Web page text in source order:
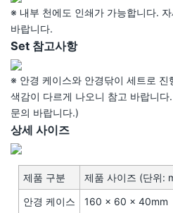
※ 내부 천에도 인쇄가 가능합니다.
바랍니다.
Set 참고사항
※ 안경 케이스와 안경닦이 세트로 진
색감이 다르게 나오니 참고 바랍니
문의 바랍니다.)
상세 사이즈
제품 구분 제품 사이즈 (단위:
안경 케이스
160 × 60 × 40mm